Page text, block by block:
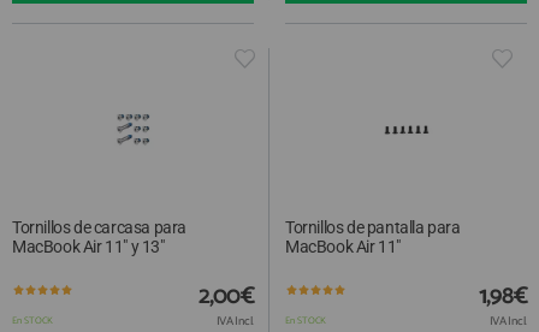
Tornillos de carcasa para
MacBook Air 11" y 13"
En STOCK
2,00€
IVA Incl.
Tornillos de pantalla para
MacBook Air 11"
En STOCK
1,98€
IVA Incl.